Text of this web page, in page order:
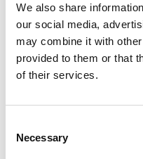
We also share
our social media,
may combine it with
provided to them or that
of their services.
Selection
Necessary
Ciudad *